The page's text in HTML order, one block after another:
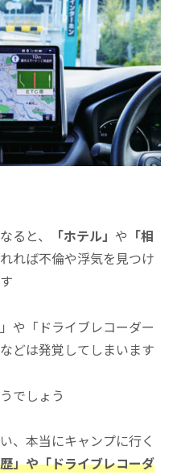
ると、 「ホテル」 や 「相
れば不倫や浮気を見つけ
や「ドライブレコーダー
どは発覚してしまいます
でしょう
、本当にキャンプに行く
」や「ドライブレコーダ